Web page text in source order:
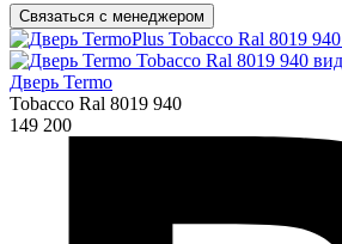
Связаться с менеджером
Дверь Termo
Tobacco Ral 8019 940
149 200